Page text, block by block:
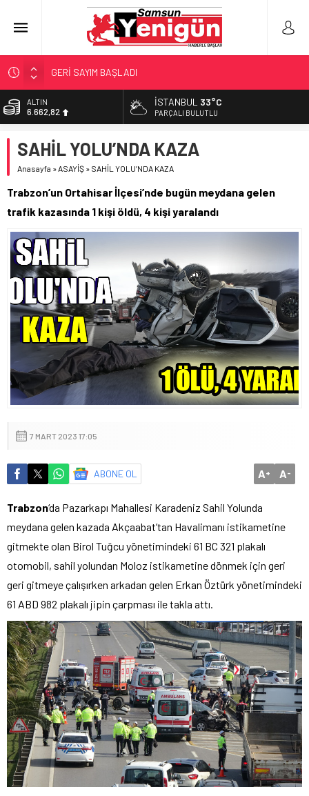
GERİ SAYIM BAŞLADI
SAMSUNSPOR’DA HEDEF 5’İNCİLİK!
‘BAFRA’YA YATIRIM YAPIN!’
YÖNETİCİ SEÇERKEN YAPILAN EN BÜYÜK HATALAR
ALTIN
6.662,82
13.779,39
DOLAR
55,1808
İSTANBUL 33°C
PARÇALI BULUTLU
SAHİL YOLU’NDA KAZA
Anasayfa »ASAYİŞ » SAHİL YOLU’NDA KAZA
Trabzon’un Ortahisar İlçesi’nde bugün meydana gelen
trafik kazasında 1 kişi öldü, 4 kişi yaralandı
7 MART 2023 17:05
ABONE OL A+ A-
Trabzon‘da Pazarkapı Mahallesi Karadeniz Sahil Yolunda
meydana gelen kazada Akçaabat’tan Havalimanı istikametine
gitmekte olan Birol Tuğcu yönetimindeki 61 BC 321 plakalı
otomobil, sahil yolundan Moloz istikametine dönmek için geri
geri gitmeye çalışırken arkadan gelen Erkan Öztürk yönetimindeki
61 ABD 982 plakalı jipin çarpması ile takla attı.